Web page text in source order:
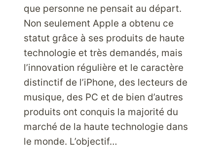
GRÂCE
À
PARCELBOUND.
que personne ne pensait au départ.
Non seulement Apple a obtenu ce
statut grâce à ses produits de haute
technologie et très demandés, mais
l’innovation régulière et le caractère
distinctif de l’iPhone, des lecteurs de
musique, des PC et de bien d’autres
produits ont conquis la majorité du
marché de la haute technologie dans
le monde. L’objectif…